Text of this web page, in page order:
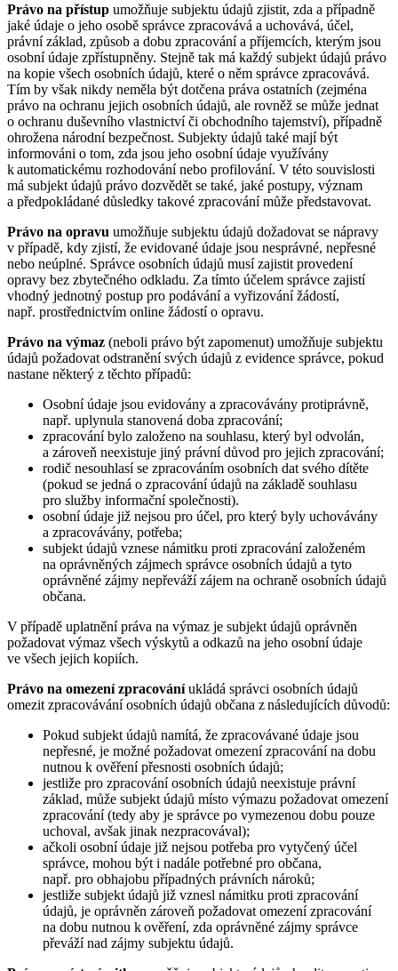
Právo na přístup umožňuje subjektu údajů zjistit, zda a případně
jaké údaje o jeho osobě správce zpracovává a uchovává, účel,
právní základ, způsob a dobu zpracování a příjemcích, kterým jsou
osobní údaje zpřístupněny. Stejně tak má každý subjekt údajů právo
na kopie všech osobních údajů, které o něm správce zpracovává.
Tím by však nikdy neměla být dotčena práva ostatních (zejména
právo na ochranu jejich osobních údajů, ale rovněž se může jednat
o ochranu duševního vlastnictví či obchodního tajemství), případně
ohrožena národní bezpečnost. Subjekty údajů také mají být
informováni o tom, zda jsou jeho osobní údaje využívány
k automatickému rozhodování nebo profilování. V této souvislosti
má subjekt údajů právo dozvědět se také, jaké postupy, význam
a předpokládané důsledky takové zpracování může představovat.
Právo na opravu umožňuje subjektu údajů dožadovat se nápravy
v případě, kdy zjistí, že evidované údaje jsou nesprávné, nepřesné
nebo neúplné. Správce osobních údajů musí zajistit provedení
opravy bez zbytečného odkladu. Za tímto účelem správce zajistí
vhodný jednotný postup pro podávání a vyřizování žádostí,
např. prostřednictvím online žádostí o opravu.
Právo na výmaz (neboli právo být zapomenut) umožňuje subjektu
údajů požadovat odstranění svých údajů z evidence správce, pokud
nastane některý z těchto případů:
Osobní údaje jsou evidovány a zpracovávány protiprávně,
např. uplynula stanovená doba zpracování;
zpracování bylo založeno na souhlasu, který byl odvolán,
a zároveň neexistuje jiný právní důvod pro jejich zpracování;
rodič nesouhlasí se zpracováním osobních dat svého dítěte
(pokud se jedná o zpracování údajů na základě souhlasu
pro služby informační společnosti).
osobní údaje již nejsou pro účel, pro který byly uchovávány
a zpracovávány, potřeba;
subjekt údajů vznese námitku proti zpracování založeném
na oprávněných zájmech správce osobních údajů a tyto
oprávněné zájmy nepřeváží zájem na ochraně osobních údajů
občana.
V případě uplatnění práva na výmaz je subjekt údajů oprávněn
požadovat výmaz všech výskytů a odkazů na jeho osobní údaje
ve všech jejich kopiích.
Právo na omezení zpracováníukládá správci osobních údajů
omezit zpracovávání osobních údajů občana z následujících důvodů:
Pokud subjekt údajů namítá, že zpracovávané údaje jsou
nepřesné, je možné požadovat omezení zpracování na dobu
nutnou k ověření přesnosti osobních údajů;
jestliže pro zpracování osobních údajů neexistuje právní
základ, může subjekt údajů místo výmazu požadovat omezení
zpracování (tedy aby je správce po vymezenou dobu pouze
uchoval, avšak jinak nezpracovával);
ačkoli osobní údaje již nejsou potřeba pro vytyčený účel
správce, mohou být i nadále potřebné pro občana,
např. pro obhajobu případných právních nároků;
jestliže subjekt údajů již vznesl námitku proti zpracování
údajů, je oprávněn zároveň požadovat omezení zpracování
na dobu nutnou k ověření, zda oprávněné zájmy správce
převáží nad zájmy subjektu údajů.